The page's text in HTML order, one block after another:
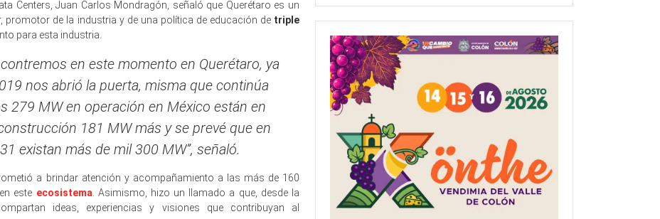
Centers, Juan Carlos Mondragón, señaló que Querétaro es un
de la industria y de una política de educación de triple
para esta industria.
en este momento en Querétaro, ya
nos abrió la puerta, misma que continúa
279 MW en operación en México están en
181 MW más y se prevé que en
existan más de mil 300 MW”, señaló.
a brindar atención y acompañamiento a las más de 160
este ecosistema . Asimismo, hizo un llamado a que, desde la
ideas, experiencias y visiones que contribuyan al